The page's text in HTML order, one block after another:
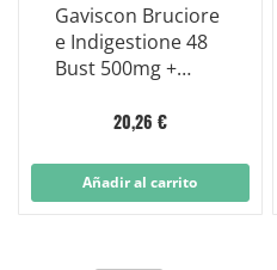
Gaviscon Bruciore
e Indigestione 48
Bust 500mg +
Gusto Menta
20,26 €
Añadir al carrito